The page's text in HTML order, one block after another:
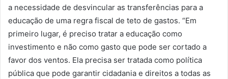
a necessidade de desvincular as transferências para a
educação de uma regra fiscal de teto de gastos. “Em
primeiro lugar, é preciso tratar a educação como
investimento e não como gasto que pode ser cortado a
favor dos ventos. Ela precisa ser tratada como política
pública que pode garantir cidadania e direitos a todas as